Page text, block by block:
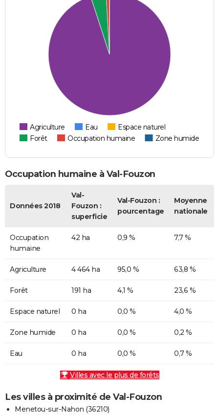
Agriculture Eau
Espace naturel
Forêt
Occupation humaine Zone humide
Occupation humaine à Val-Fouzon
Données 2018
Val-
Fouzon :
superficie
Val-Fouzon :
pourcentage
Moyenne
nationale
Occupation
humaine
42 ha 0,9 % 7,7 %
Agriculture 4 464 ha 95,0 % 63,8 %
Forêt 191 ha 4,1 % 23,6 %
Espace naturel 0 ha 0,0 % 4,0 %
Zone humide 0 ha 0,0 % 0,2 %
Eau 0 ha 0,0 % 0,7 %
Villes avec le plus de forêts
Les villes à proximité de Val-Fouzon
Menetou-sur-Nahon (36210)